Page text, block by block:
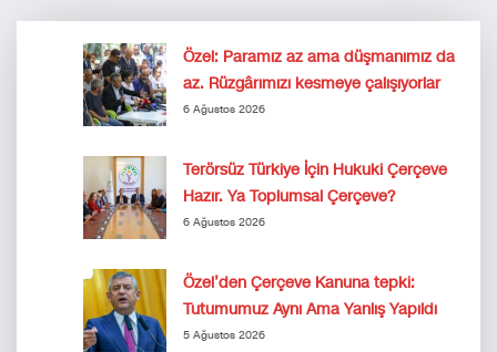
Özel: Paramız az ama düşmanımız da
az. Rüzgârımızı kesmeye çalışıyorlar
6 Ağustos 2026
Terörsüz Türkiye İçin Hukuki Çerçeve
Hazır. Ya Toplumsal Çerçeve?
6 Ağustos 2026
Özel’den Çerçeve Kanuna tepki:
Tutumumuz Aynı Ama Yanlış Yapıldı
5 Ağustos 2026